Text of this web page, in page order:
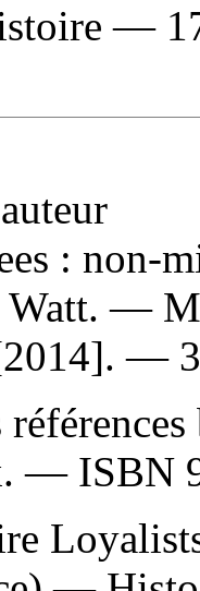
—
: non-
—
—
— ISBN